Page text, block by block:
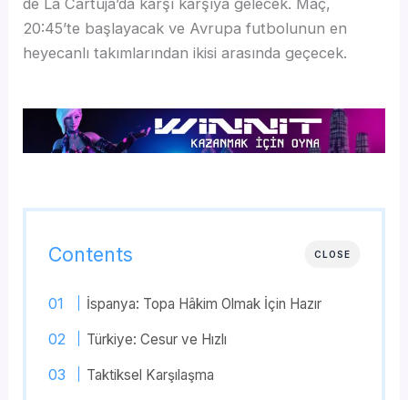
de La Cartuja’da karşı karşıya gelecek. Maç,
20:45’te başlayacak ve Avrupa futbolunun en
heyecanlı takımlarından ikisi arasında geçecek.
CLOSE
Contents
İspanya: Topa Hâkim Olmak İçin Hazır
Türkiye: Cesur ve Hızlı
Taktiksel Karşılaşma